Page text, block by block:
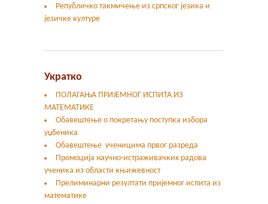
Републичко такмичење из српског језика и
језичке културе
Укратко
ПОЛАГАЊА ПРИЈЕМНОГ ИСПИТА ИЗ
МАТЕМАТИКЕ
Обавештење о покретању поступка избора
уџбеника
Обавештење ученицима првог разреда
Промоција научно-истраживачких радова
ученика из области књижевност
Прелиминарни резултати пријемног испита из
математике